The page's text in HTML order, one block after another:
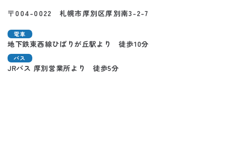
〒004-0022 札幌市厚別区厚別南3-2-7
電車
地下鉄東西線ひばりが丘駅より 徒歩10分
バス
JRバス 厚別営業所より 徒歩5分